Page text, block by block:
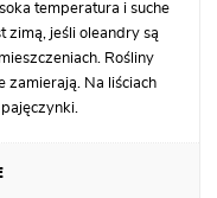
temperatura i suche
zimą, jeśli oleandry są
Rośliny
zamierają. Na liściach